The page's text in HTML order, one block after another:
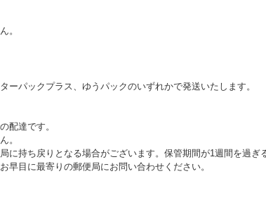
。
ーパックプラス、ゆうパックのいずれかで発送いたします。
配達です。
。
に持ち戻りとなる場合がございます。保管期間が1週間を過
早目に最寄りの郵便局にお問い合わせください。